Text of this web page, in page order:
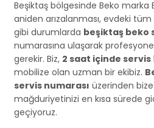
Beşiktaş bölgesinde Beko marka
aniden arızalanması, evdeki
gibi durumlarda beşiktaş beko
numarasına ulaşarak
gerekir. Biz, 2 saat içinde servis
mobilize olan uzman bir ekibiz.
servis numarası üzerinden bize
mağduriyetinizi en kısa sürede
geçiyoruz.